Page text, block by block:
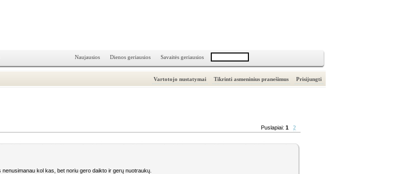
Naujausios Dienos geriausios Savaitės geriausios
Vartotojo nustatymai Tikrinti asmeninius pranešimus Prisijungti
Puslapiai: 1 2
kol kas, bet noriu gero daikto ir gerų nuotraukų.